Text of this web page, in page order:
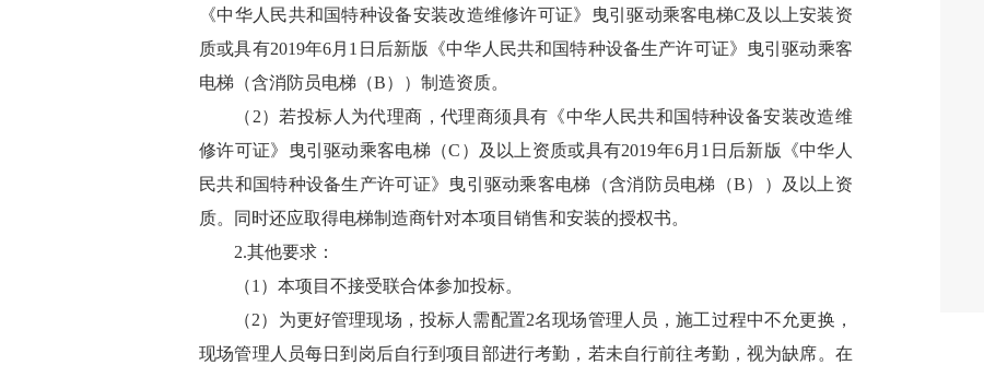
《中华人民共和国特种设备安装改造维修许可证》曳引驱动乘客电梯C及以上安装资
质或具有2019年6月1日后新版《中华人民共和国特种设备生产许可证》曳引驱动乘客
电梯（含消防员电梯（B））制造资质。
（ 2） 若投标人为代理商，代理商须具有《中华人民共和国特种设备安装改造维
修许可证》曳引驱动乘客电梯（C）及以上资质或具有2019年6月1日后新版《中华人
民共和国特种设备生产许可证》曳引驱动乘客电梯（含消防员电梯（B））及以上资
质。同时还应取得电梯制造商针对本项目销售和安装的授权书。
2.其他要求：
（1）本项目不接受联合体参加投标。
（2）为更好管理现场，投标人需配置2名现场管理人员，施工过程中不允更换，
现场管理人员每日到岗后自行到项目部进行考勤，若未自行前往考勤，视为缺席。在